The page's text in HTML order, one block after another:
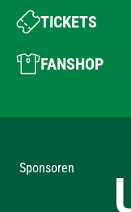
TICKETS
FANSHOP
Sponsoren